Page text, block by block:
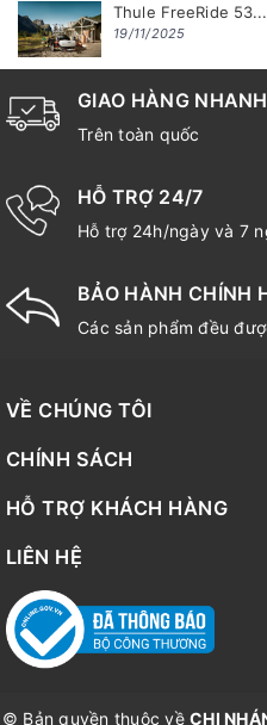
Thule FreeRide 53...
19/11/2025
GIAO HÀNG
Trên toàn quốc
HỖ TRỢ 24/7
Hỗ trợ 24h/ngày và 7
BẢO HÀNH CHÍNH
Các sản phẩm đều
VỀ CHÚNG TÔI
CHÍNH SÁCH
HỖ TRỢ KHÁCH HÀNG
LIÊN HỆ
© Bản quyền thuộc vềCHI